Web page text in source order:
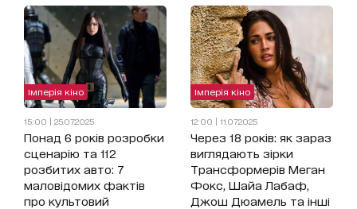
Імперія кіно
15:00 | 25.07.2025
Понад 6 років розробки
сценарію та 112
розбитих авто: 7
маловідомих фактів
про культовий
Імперія кіно
12:00 | 11.07.2025
Через 18 років: як зараз
виглядають зірки
Трансформерів Меган
Фокс, Шайа Лабаф,
Джош Дюамель та інші